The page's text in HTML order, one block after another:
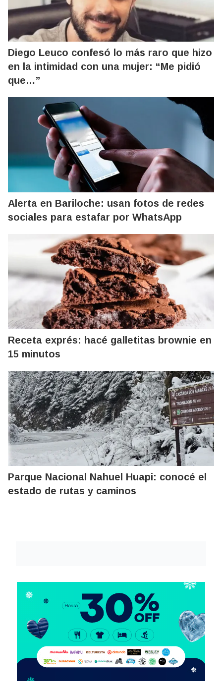
Diego Leuco confesó lo más raro que hizo
en la intimidad con una mujer: “Me pidió
que…”
Alerta en Bariloche: usan fotos de redes
sociales para estafar por WhatsApp
Receta exprés: hacé galletitas brownie en
15 minutos
Parque Nacional Nahuel Huapi: conocé el
estado de rutas y caminos